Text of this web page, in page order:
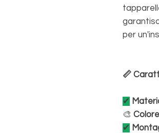
per
📏
✔
🎨
✔